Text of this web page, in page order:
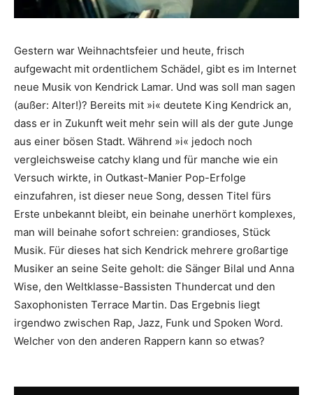
Gestern war Weihnachtsfeier und heute, frisch
aufgewacht mit ordentlichem Schädel, gibt es im Internet
neue Musik von Kendrick Lamar. Und was soll man sagen
(außer: Alter!)? Bereits mit »i« deutete King Kendrick an,
dass er in Zukunft weit mehr sein will als der gute Junge
aus einer bösen Stadt. Während »i« jedoch noch
vergleichsweise catchy klang und für manche wie ein
Versuch wirkte, in Outkast-Manier Pop-Erfolge
einzufahren, ist dieser neue Song, dessen Titel fürs
Erste unbekannt bleibt, ein beinahe unerhört komplexes,
man will beinahe sofort schreien: grandioses, Stück
Musik. Für dieses hat sich Kendrick mehrere großartige
Musiker an seine Seite geholt: die Sänger Bilal und Anna
Wise, den Weltklasse-Bassisten Thundercat und den
Saxophonisten Terrace Martin. Das Ergebnis liegt
irgendwo zwischen Rap, Jazz, Funk und Spoken Word.
Welcher von den anderen Rappern kann so etwas?